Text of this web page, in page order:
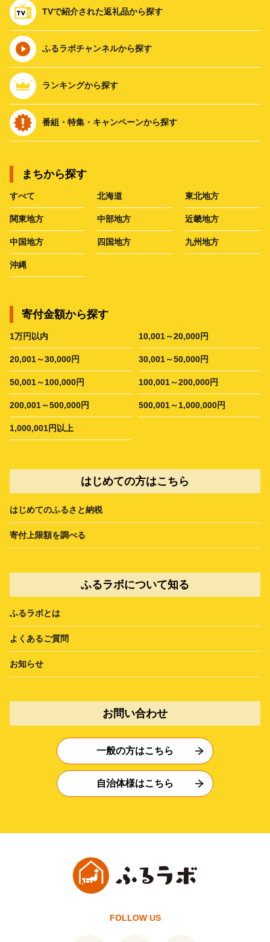
TVで紹介された返礼品から探す
ふるラボチャンネルから探す
ランキングから探す
番組・特集・キャンペーンから探す
まちから探す
すべて 北海道 東北地方
関東地方 中部地方 近畿地方
中国地方 四国地方 九州地方
沖縄
寄付金額から探す
1万円以内 10,001～20,000円
20,001～30,000円 30,001～50,000円
50,001～100,000円 100,001～200,000円
200,001～500,000円 500,001～1,000,000円
1,000,001円以上
はじめての方はこちら
はじめてのふるさと納税
寄付上限額を調べる
ふるラボについて知る
ふるラボとは
よくあるご質問
お知らせ
お問い合わせ
一般の方はこちら
自治体様はこちら
FOLLOW US